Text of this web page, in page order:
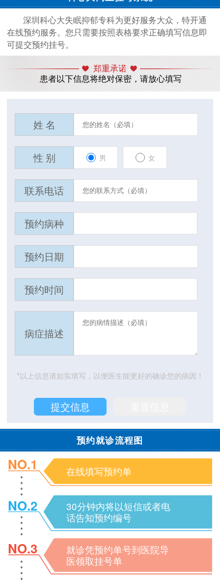
深圳科心大失眠抑郁专科为更好服务大众，特开通
在线预约服务。您只需要按照表格要求正确填写信息即
可提交预约挂号。
郑重承诺
患者以下信息将绝对保密，请放心填写
姓 名
性 别 男 女
联系电话
预约病种
预约日期
预约时间
病症描述
*以上信息请如实填写，以便医生能更好的确诊您的病因！
预约就诊流程图
NO.1 在线填写预约单
NO.2
30分钟内将以短信或者电
话告知预约编号
NO.3
就诊凭预约单号到医院导
医领取挂号单